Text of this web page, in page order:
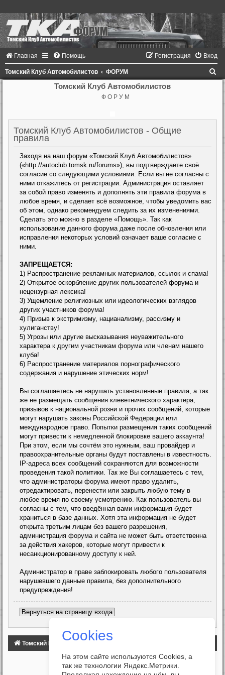
Главная Помощь Вход
Регистрация
Томский Клуб Автомобилистов ФОРУМ
Томский Клуб Автомобилистов
Ф О Р У М
Томский Клуб Автомобилистов - Общие
правила
Заходя на наш форум «Томский Клуб Автомобилистов»
(«http://autoclub.tomsk.ru/forums»), вы подтверждаете своё
согласие со следующими условиями. Если вы не согласны с
ними откажитесь от регистрации. Администрация оставляет
за собой право изменять и дополнять эти правила форума в
любое время, и сделает всё возможное, чтобы уведомить вас
об этом, однако рекомендуем следить за их изменениями.
Сделать это можно в разделе «Помощь». Так как
использование данного форума даже после обновления или
исправления некоторых условий означает ваше согласие с
ними.
ЗАПРЕЩАЕТСЯ:
1) Распространение рекламных материалов, ссылок и спама!
2) Открытое оскорбление других пользователей форума и
нецензурная лексика!
3) Ущемление религиозных или идеологических взглядов
других участников форума!
4) Призыв к экстримизму, нацианализму, рассизму и
хулиганству!
5) Угрозы или другие высказывания неуважительного
характера к другим участникам форума или членам нашего
клуба!
6) Распространение материалов порнографического
содержания и нарушение этических норм!
Вы соглашаетесь не нарушать установленные правила, а так
же не размещать сообщения клеветнического характера,
призывов к национальной розни и прочих сообщений, которые
могут нарушать законы Российской Федерации или
международное право. Попытки размещения таких сообщений
могут привести к немедленной блокировке вашего аккаунта!
При этом, если мы сочтём это нужным, ваш провайдер и
правоохранительные органы будут поставлены в известность.
IP-адреса всех сообщений сохраняются для возможности
проведения такой политики. Так же Вы соглашаетесь с тем,
что администраторы форума имеют право удалить,
отредактировать, перенести или закрыть любую тему в
любое время по своему усмотрению. Как пользователь вы
согласны с тем, что введённая вами информация будет
храниться в базе данных. Хотя эта информация не будет
открыта третьим лицам без вашего разрешения,
администрация форума и сайта не может быть ответственна
за действия хакеров, которые могут привести к
несанкционированному доступу к ней.
Администратор в праве заблокировать любого пользователя
нарушевшего данные правила, без дополнительного
предупреждения!
Вернуться на страницу входа
Томский Клуб Автомобилистов
Cookies
На этом сайте используются Cookies, а
так же технологии Яндекс.Метрики.